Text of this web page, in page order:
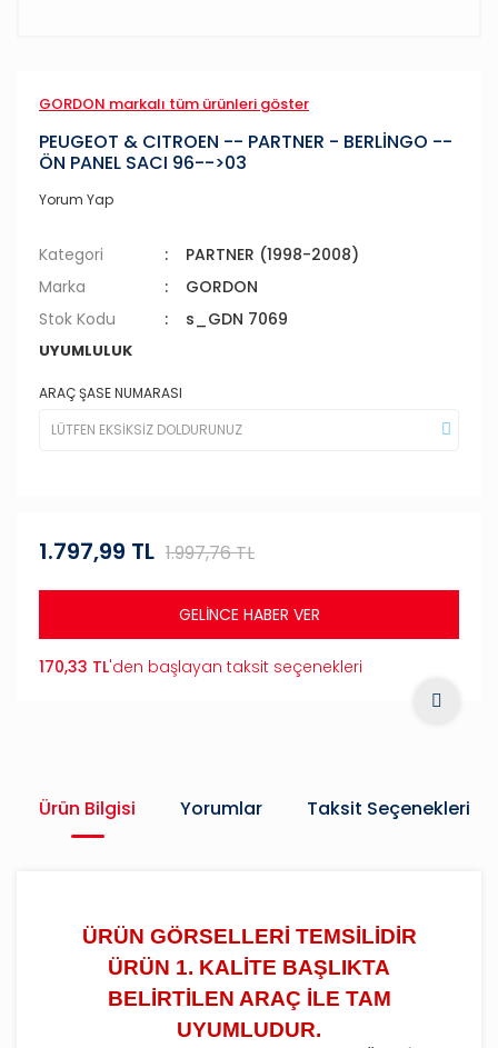
GORDON markalı tüm ürünleri göster
PEUGEOT & CITROEN -- PARTNER - BERLİNGO --
ÖN PANEL SACI 96-->03
Yorum Yap
Kategori
PARTNER (1998-2008)
Marka
GORDON
Stok Kodu
s_GDN 7069
UYUMLULUK
ARAÇ ŞASE NUMARASI
1.797,99 TL 1.997,76 TL
GELİNCE HABER VER
170,33 TL'den başlayan taksit seçenekleri
Ürün Bilgisi Yorumlar Taksit Seçenekleri
ÜRÜN GÖRSELLERİ TEMSİLİDİR
ÜRÜN 1. KALİTE BAŞLIKTA
BELİRTİLEN ARAÇ İLE TAM
UYUMLUDUR.